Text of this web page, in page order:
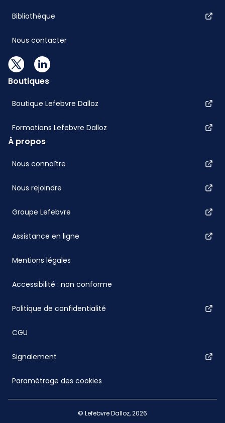
Bibliothèque
Nous contacter
Boutiques
Boutique Lefebvre Dalloz
Formations Lefebvre Dalloz
À propos
Nous connaître
Nous rejoindre
Groupe Lefebvre
Assistance en ligne
Mentions légales
Accessibilité : non conforme
Politique de confidentialité
CGU
Signalement
Paramétrage des cookies
© Lefebvre Dalloz, 2026